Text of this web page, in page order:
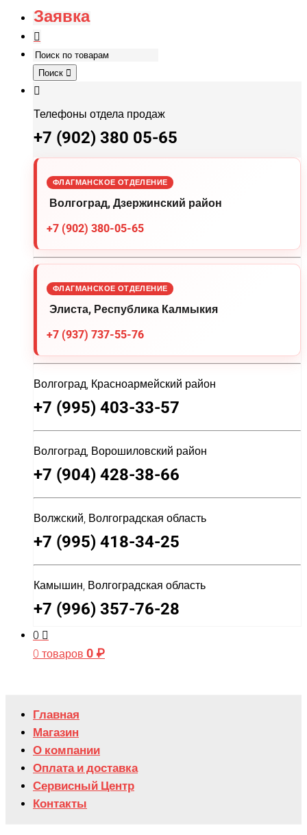
Заявка
Поиск
Телефоны отдела продаж
+7 (902) 380 05-65
ФЛАГМАНСКОЕ ОТДЕЛЕНИЕ
Волгоград, Дзержинский район
+7 (902) 380-05-65
ФЛАГМАНСКОЕ ОТДЕЛЕНИЕ
Элиста, Республика Калмыкия
+7 (937) 737-55-76
Волгоград, Красноармейский район
+7 (995) 403-33-57
Волгоград, Ворошиловский район
+7 (904) 428-38-66
Волжский, Волгоградская область
+7 (995) 418-34-25
Камышин, Волгоградская область
+7 (996) 357-76-28
0
0 товаров 0 ₽
Главная
Магазин
О компании
Оплата и доставка
Сервисный Центр
Контакты